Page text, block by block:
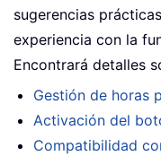
sugerencias
experiencia con la
Encontrará detalles
Gestión de horas
Activación del
Compatibilidad